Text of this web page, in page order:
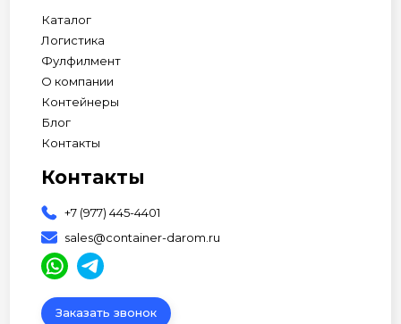
Каталог
Логистика
Фулфилмент
О компании
Контейнеры
Блог
Контакты
Контакты
+7 (977) 445-4401
sales@container-darom.ru
Заказать звонок